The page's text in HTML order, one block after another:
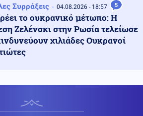
06.08.2026 - 07:55
στις συνθήκες θανάτου της
(βίντεο)
- 07:47
Συρράξεις 04.08.2026 - 18:57 5
το ουκρανικό μέτωπο: Η
Ζελένσκι στην Ρωσία τελείωσε
χιλιάδες Ουκρανοί